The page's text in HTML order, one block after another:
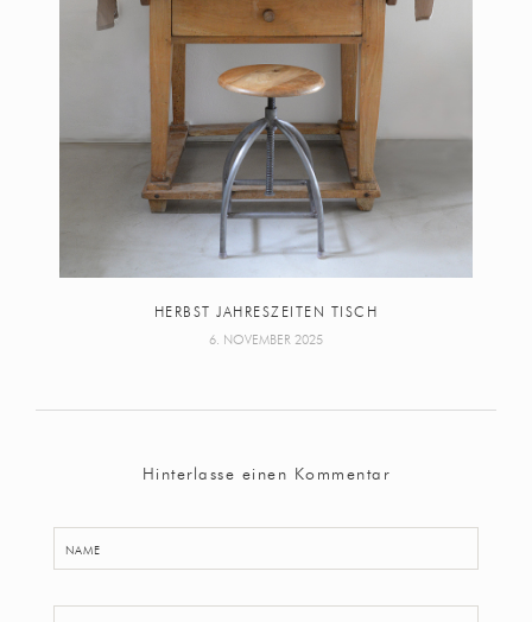
HERBST JAHRESZEITEN TISCH
6. NOVEMBER 2025
Hinterlasse einen Kommentar
NAME